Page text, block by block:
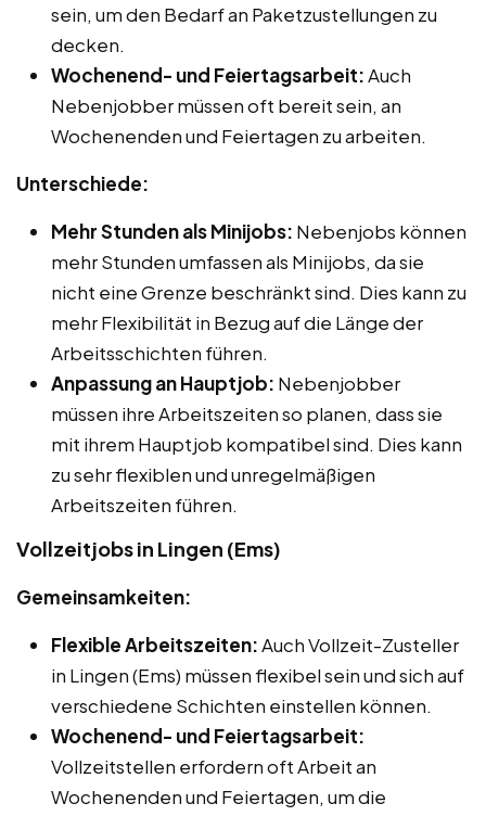
sein, um den Bedarf an Paketzustellungen zu
decken.
Wochenend- und Feiertagsarbeit:Auch
Nebenjobber müssen oft bereit sein, an
Wochenenden und Feiertagen zu arbeiten.
Unterschiede:
Mehr Stunden als Minijobs: Nebenjobs können
mehr Stunden umfassen als Minijobs, da sie
nicht eine Grenze beschränkt sind. Dies kann zu
mehr Flexibilität in Bezug auf die Länge der
Arbeitsschichten führen.
Anpassung an Hauptjob: Nebenjobber
müssen ihre Arbeitszeiten so planen, dass sie
mit ihrem Hauptjob kompatibel sind. Dies kann
zu sehr flexiblen und unregelmäßigen
Arbeitszeiten führen.
Vollzeitjobs in Lingen (Ems)
Gemeinsamkeiten:
Flexible Arbeitszeiten:Auch Vollzeit-Zusteller
in Lingen (Ems) müssen flexibel sein und sich auf
verschiedene Schichten einstellen können.
Wochenend- und Feiertagsarbeit:
Vollzeitstellen erfordern oft Arbeit an
Wochenenden und Feiertagen, um die